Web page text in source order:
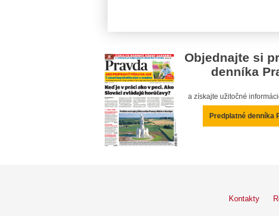
Objednajte si
denníka
a získajte užitočné
Predplatné denníka
Kontakty